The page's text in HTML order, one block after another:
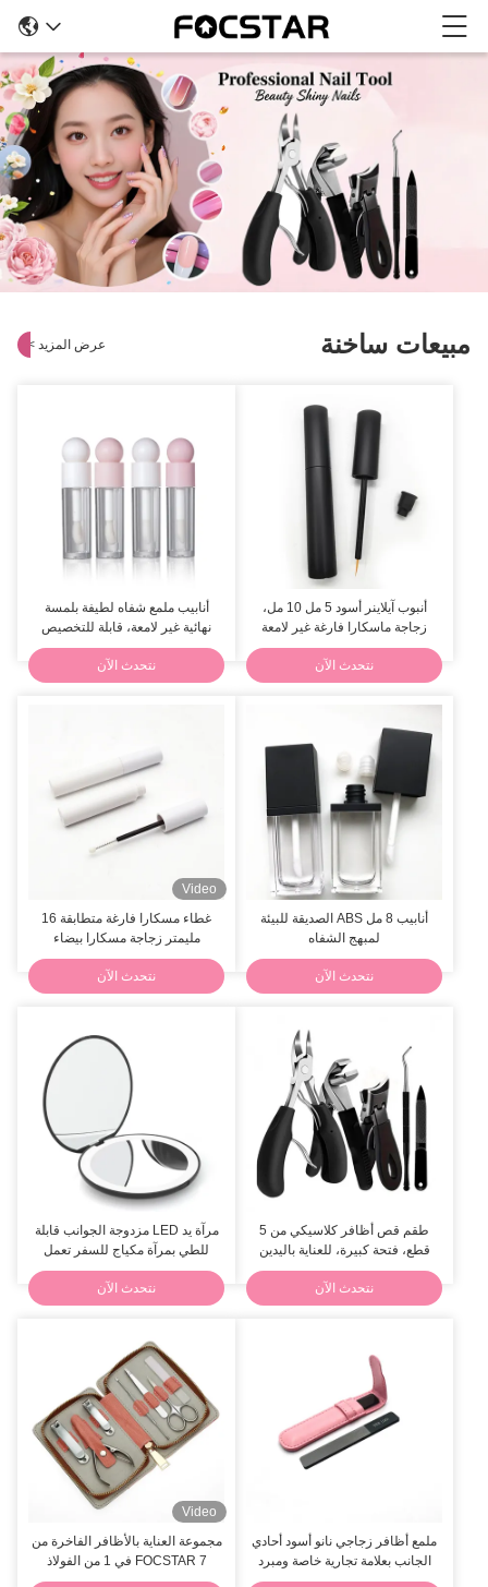
مبيعات ساخنة عرض المزيد >
أنبوب آيلاينر أسود 5 مل 10 مل،
زجاجة ماسكارا فارغة غير لامعة
ولامعة
نتحدث الآن
أنابيب ملمع شفاه لطيفة بلمسة
نهائية غير لامعة، قابلة للتخصيص
بسعة 5 مل
نتحدث الآن
أنابيب 8 مل ABS الصديقة للبيئة
لمبهج الشفاه
نتحدث الآن
Video
غطاء مسكارا فارغة متطابقة 16
مليمتر زجاجة مسكارا بيضاء
نتحدث الآن
طقم قص أظافر كلاسيكي من 5
قطع، فتحة كبيرة، للعناية باليدين
والقدمين
نتحدث الآن
مرآة يد LED مزدوجة الجوانب قابلة
للطي بمرآة مكياج للسفر تعمل
بمنفذ USB
نتحدث الآن
ملمع أظافر زجاجي نانو أسود أحادي
الجانب بعلامة تجارية خاصة ومبرد
كريستالي مع حافظة جلدية
Video
مجموعة العناية بالأظافر الفاخرة من
FOCSTAR 7 في 1 من الفولاذ
المقاوم للصدأ مع حقيبة بسحاب